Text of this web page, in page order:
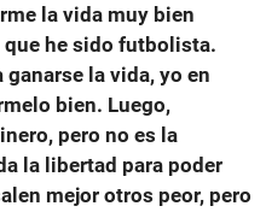
la vida muy bien
he sido futbolista.
la vida, yo en
bien. Luego,
pero no es la
la libertad para poder
mejor otros peor, pero